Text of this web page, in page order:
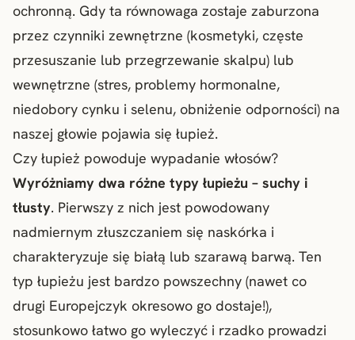
ochronną. Gdy ta równowaga zostaje zaburzona
przez czynniki zewnętrzne (kosmetyki, częste
przesuszanie lub przegrzewanie skalpu) lub
wewnętrzne (stres, problemy hormonalne,
niedobory cynku i selenu, obniżenie odporności) na
naszej głowie pojawia się łupież.
Czy łupież powoduje wypadanie włosów?
Wyróżniamy dwa różne typy łupieżu – suchy i
tłusty. Pierwszy z nich jest powodowany
nadmiernym złuszczaniem się naskórka i
charakteryzuje się białą lub szarawą barwą. Ten
typ łupieżu jest bardzo powszechny (nawet co
drugi Europejczyk okresowo go dostaje!),
stosunkowo łatwo go wyleczyć i rzadko prowadzi